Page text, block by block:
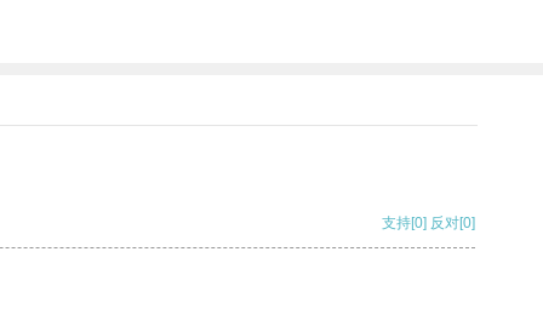
支持[0] 反对[0]